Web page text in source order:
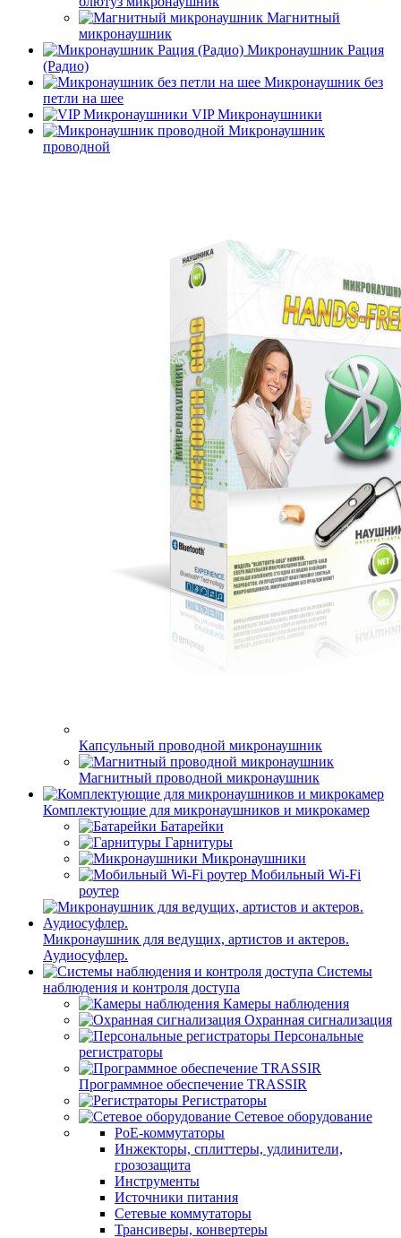
Магнитный
микронаушник
Микронаушник Рация
(Радио)
Микронаушник без
петли на шее
VIP Микронаушники
Микронаушник
проводной
Капсульный проводной микронаушник
Магнитный проводной микронаушник
Комплектующие для микронаушников и микрокамер
Батарейки
Гарнитуры
Микронаушники
Мобильный Wi-Fi
роутер
Микронаушник для ведущих, артистов и актеров.
Аудиосуфлер.
Системы
наблюдения и контроля доступа
Камеры наблюдения
Охранная сигнализация
Персональные
регистраторы
Программное обеспечение TRASSIR
Регистраторы
Сетевое оборудование
PoE-коммутаторы
Инжекторы, сплиттеры, удлинители,
грозозащита
Инструменты
Источники питания
Сетевые коммутаторы
Трансиверы, конвертеры